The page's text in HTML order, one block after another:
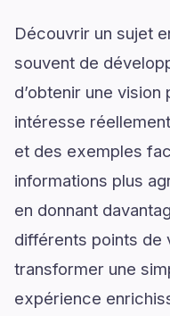
Découvrir un sujet
souvent de
d’obtenir une
intéresse
et des exemples
informations plus
en donnant
différents points de
transformer une
expérience